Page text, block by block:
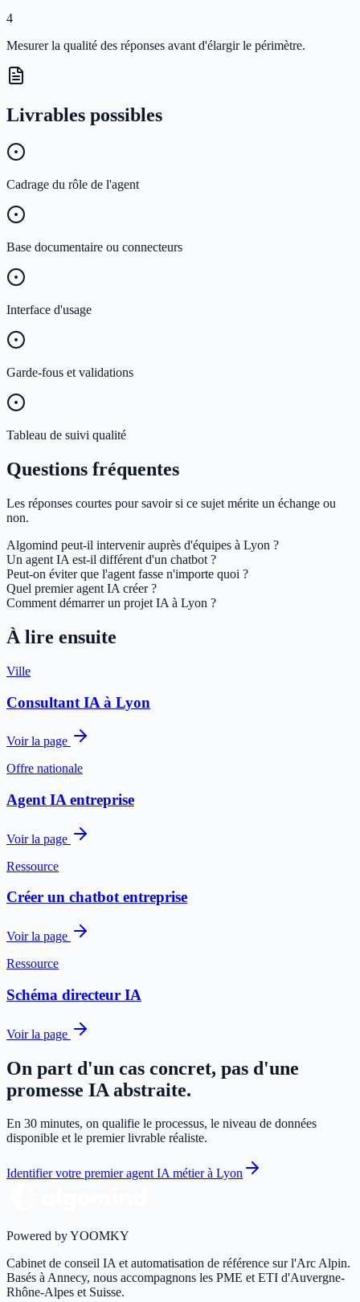
4
Mesurer la qualité des réponses avant d'élargir le périmètre.
Livrables possibles
Cadrage du rôle de l'agent
Base documentaire ou connecteurs
Interface d'usage
Garde-fous et validations
Tableau de suivi qualité
Questions fréquentes
Les réponses courtes pour savoir si ce sujet mérite un échange ou
non.
Algomind peut-il intervenir auprès d'équipes à Lyon ?
Un agent IA est-il différent d'un chatbot ?
Peut-on éviter que l'agent fasse n'importe quoi ?
Quel premier agent IA créer ?
Comment démarrer un projet IA à Lyon ?
À lire ensuite
Ville
Consultant IA à Lyon
Voir la page
Offre nationale
Agent IA entreprise
Voir la page
Ressource
Créer un chatbot entreprise
Voir la page
Ressource
Schéma directeur IA
Voir la page
On part d'un cas concret, pas d'une
promesse IA abstraite.
En 30 minutes, on qualifie le processus, le niveau de données
disponible et le premier livrable réaliste.
Identifier votre premier agent IA métier à Lyon
Powered by YOOMKY
Cabinet de conseil IA et automatisation de référence sur l'Arc Alpin.
Basés à Annecy, nous accompagnons les PME et ETI d'Auvergne-
Rhône-Alpes et Suisse.